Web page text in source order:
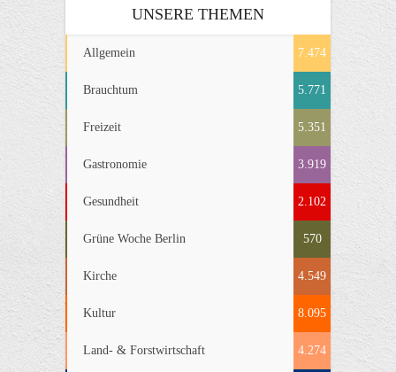
UNSERE THEMEN
Allgemein 7.474
Brauchtum 5.771
Freizeit 5.351
Gastronomie 3.919
Gesundheit 2.102
Grüne Woche Berlin 570
Kirche 4.549
Kultur 8.095
Land- & Forstwirtschaft 4.274